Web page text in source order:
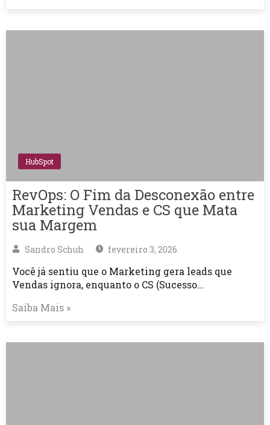
HubSpot
RevOps: O Fim da Desconexão entre
Marketing Vendas e CS que Mata
sua Margem
Sandro Schuh fevereiro 3, 2026
Você já sentiu que o Marketing gera leads que
Vendas ignora, enquanto o CS (Sucesso…
Saiba Mais »